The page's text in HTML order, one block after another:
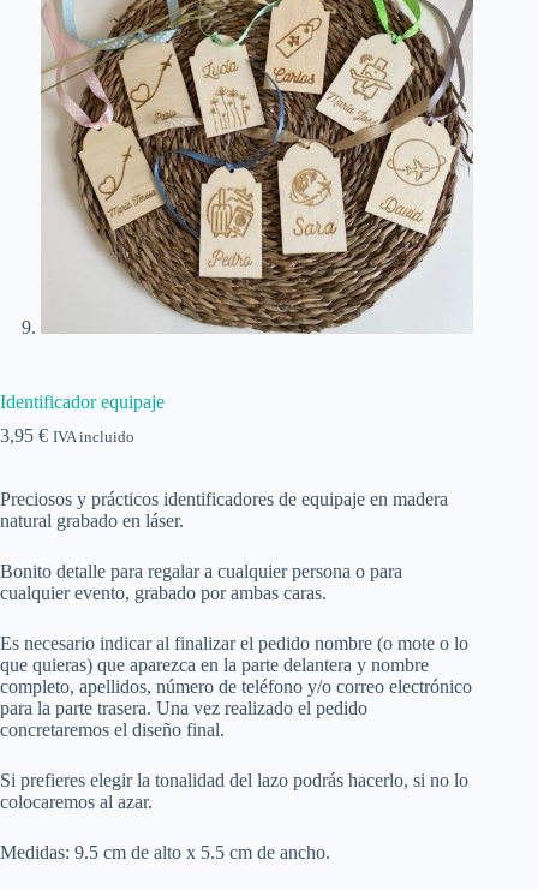
Identificador equipaje
3,95 € IVA incluido
Preciosos y prácticos identificadores de equipaje en madera
natural grabado en láser.
Bonito detalle para regalar a cualquier persona o para
cualquier evento, grabado por ambas caras.
Es necesario indicar al finalizar el pedido nombre (o mote o lo
que quieras) que aparezca en la parte delantera y nombre
completo, apellidos, número de teléfono y/o correo electrónico
para la parte trasera. Una vez realizado el pedido
concretaremos el diseño final.
Si prefieres elegir la tonalidad del lazo podrás hacerlo, si no lo
colocaremos al azar.
Medidas: 9.5 cm de alto x 5.5 cm de ancho.